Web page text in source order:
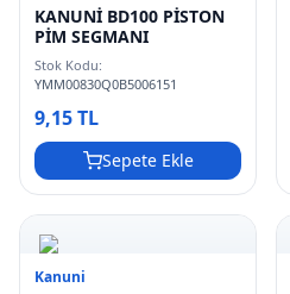
KANUNİ BD100 PİSTON
PİM SEGMANI
Stok Kodu:
YMM00830Q0B5006151
9,15 TL
Sepete Ekle
Kanuni